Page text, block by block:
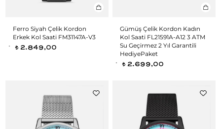
Ferro Siyah Çelik Kordon
Erkek Kol Saati FM31147A-V3
t 2.849,00
Gümüş Çelik Kordon Kadın
Kol Saati FL21591A-A12 3 ATM
Su Geçirmez 2 Yıl Garantili
HediyePaket
t 2.699,00